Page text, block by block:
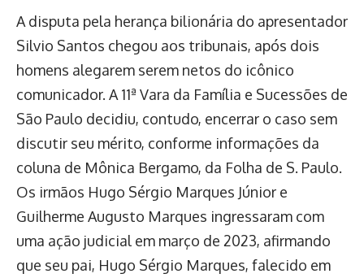
A disputa pela herança bilionária do apresentador
Silvio Santos chegou aos tribunais, após dois
homens alegarem serem netos do icônico
comunicador. A 11ª Vara da Família e Sucessões de
São Paulo decidiu, contudo, encerrar o caso sem
discutir seu mérito, conforme informações da
coluna de Mônica Bergamo, da Folha de S. Paulo.
Os irmãos Hugo Sérgio Marques Júnior e
Guilherme Augusto Marques ingressaram com
uma ação judicial em março de 2023, afirmando
que seu pai, Hugo Sérgio Marques, falecido em